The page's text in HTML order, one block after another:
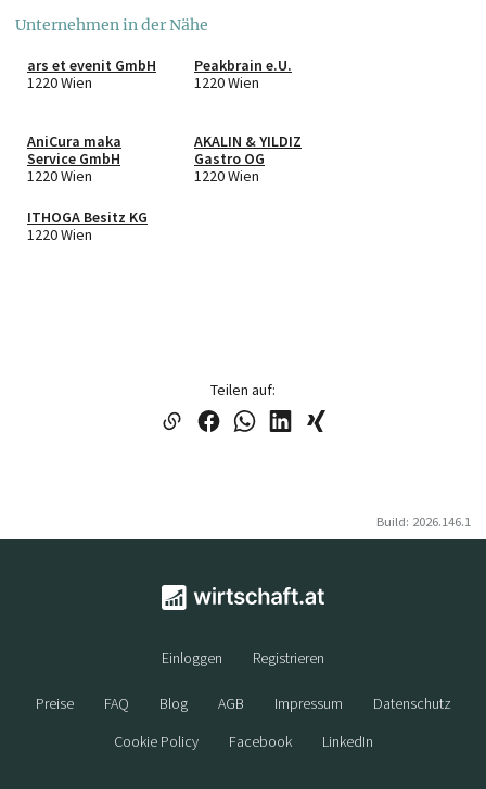
Unternehmen in der Nähe
ars et evenit GmbH
1220 Wien
Peakbrain e.U.
1220 Wien
AniCura maka
Service GmbH
1220 Wien
AKALIN & YILDIZ
Gastro OG
1220 Wien
ITHOGA Besitz KG
1220 Wien
Teilen auf:
Build: 2026.146.1
Einloggen Registrieren
Preise FAQ Blog AGB Impressum
Datenschutz
Cookie Policy
Facebook LinkedIn